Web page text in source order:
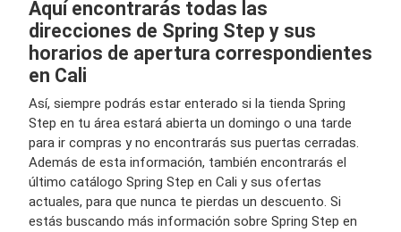
Aquí encontrarás todas las
direcciones de Spring Step y sus
horarios de apertura correspondientes
en Cali
Así, siempre podrás estar enterado si la tienda Spring
Step en tu área estará abierta un domingo o una tarde
para ir compras y no encontrarás sus puertas cerradas.
Además de esta información, también encontrarás el
último catálogo Spring Step en Cali y sus ofertas
actuales, para que nunca te pierdas un descuento. Si
estás buscando más información sobre Spring Step en